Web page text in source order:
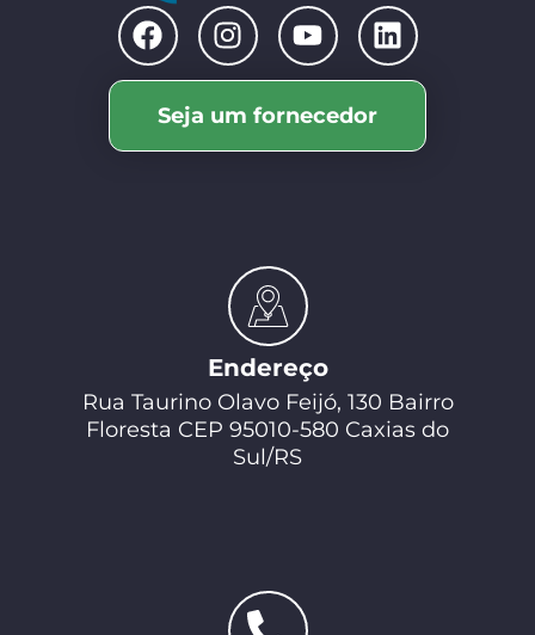
Seja um fornecedor
Endereço
Rua Taurino Olavo Feijó, 130 Bairro
Floresta CEP 95010-580 Caxias do
Sul/RS